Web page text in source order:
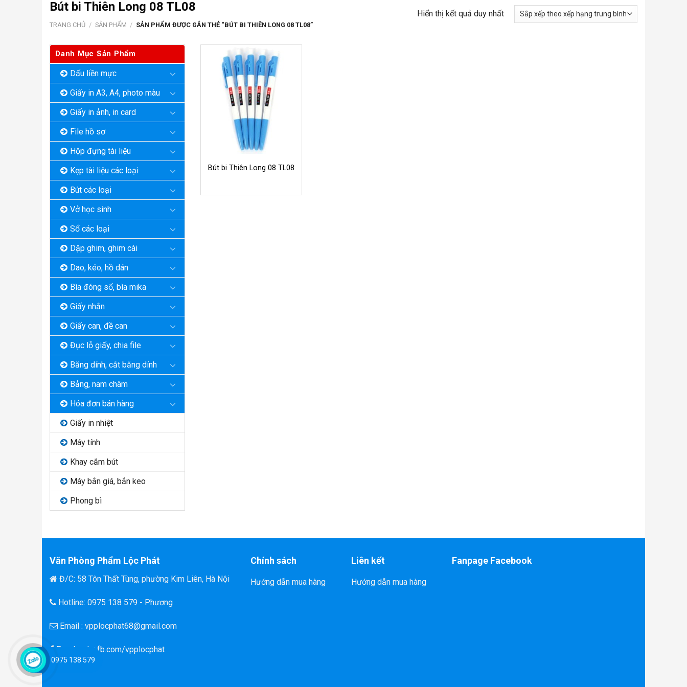
Bút bi Thiên Long 08 TL08
TRANG CHỦ / SẢN PHẨM / SẢN PHẨM ĐƯỢC GẮN THẺ “BÚT BI THIÊN LONG 08 TL08”
Hiển thị kết quả duy nhất
Danh Mục Sản Phẩm
Dấu liền mực
Giấy in A3, A4, photo màu
Giấy in ảnh, in card
File hồ sơ
Hộp đựng tài liệu
Kẹp tài liệu các loại
Bút các loại
Vở học sinh
Sổ các loại
Dập ghim, ghim cài
Dao, kéo, hồ dán
Bìa đóng sổ, bìa mika
Giấy nhắn
Giấy can, đề can
Đục lỗ giấy, chia file
Băng dính, cắt băng dính
Bảng, nam châm
Hóa đơn bán hàng
Giấy in nhiệt
Máy tính
Khay cắm bút
Máy bắn giá, bắn keo
Phong bì
Bút bi Thiên Long 08 TL08
Văn Phòng Phẩm Lộc Phát
Đ/C: 58 Tôn Thất Tùng, phường Kim Liên, Hà Nội
Hotline: 0975 138 579 - Phương
Email : vpplocphat68@gmail.com
Facebook : fb.com/vpplocphat
Chính sách
Hướng dẫn mua hàng
Liên kết
Hướng dẫn mua hàng
Fanpage Facebook
0975 138 579